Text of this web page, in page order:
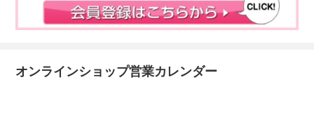
オンラインショップ営業カレンダー